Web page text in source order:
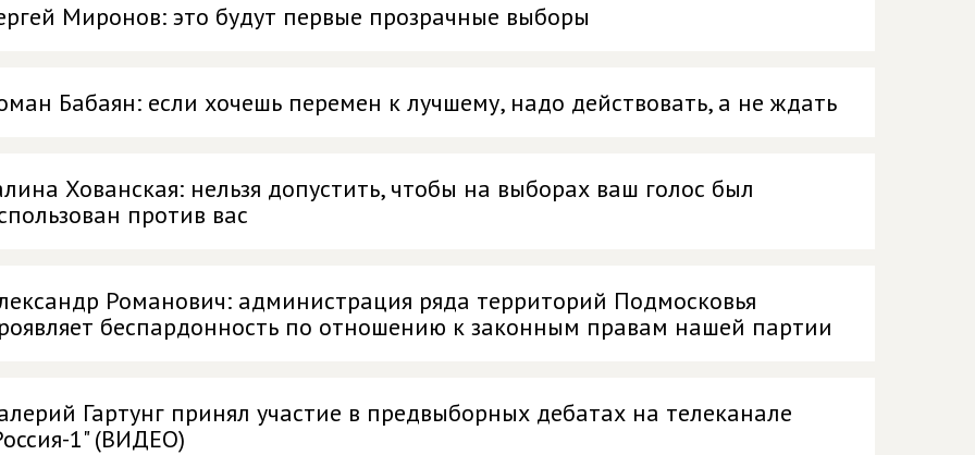
Миронов: это будут первые прозрачные выборы
Бабаян: если хочешь перемен к лучшему, надо действовать, а не ждать
Хованская: нельзя допустить, чтобы на выборах ваш голос был
против вас
Романович: администрация ряда территорий Подмосковья
беспардонность по отношению к законным правам нашей партии
Гартунг принял участие в предвыборных дебатах на телеканале
1" (ВИДЕО)